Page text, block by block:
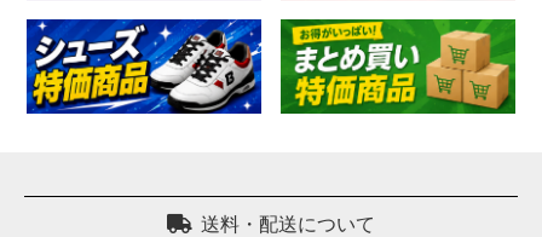
送料・配送について